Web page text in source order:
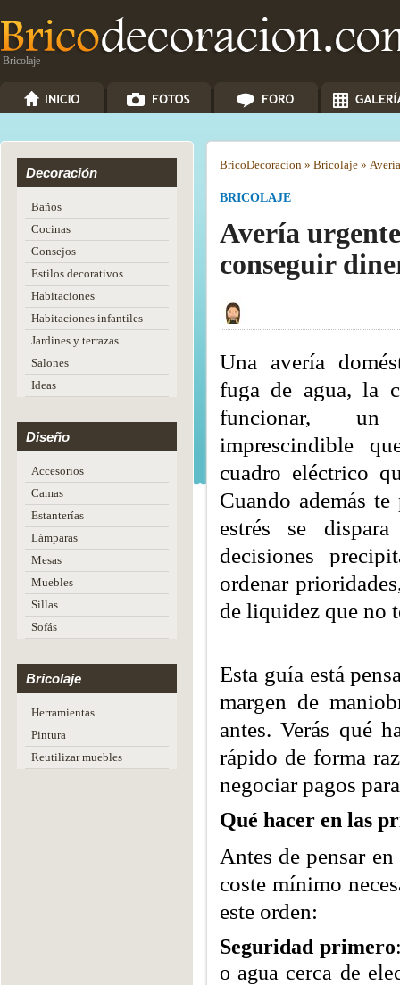
Bricolaje
Decoración
Baños
Cocinas
Consejos
Estilos decorativos
Habitaciones
Habitaciones infantiles
Jardines y terrazas
Salones
Ideas
Diseño
Accesorios
Camas
Estanterías
Lámparas
Mesas
Muebles
Sillas
Sofás
Bricolaje
Herramientas
Pintura
Reutilizar muebles
BricoDecoracion » Bricolaje »
BRICOLAJE
Avería
conseguir
Una avería
fuga de agua, la
funcionar, un
imprescindible
cuadro eléctrico
Cuando además
estrés se
decisiones
ordenar
de liquidez que no
Esta guía está
margen de
antes. Verás qué
rápido de forma
negociar pagos
Qué hacer en las
Antes de pensar
coste mínimo
este orden:
Seguridad primero
o agua cerca de